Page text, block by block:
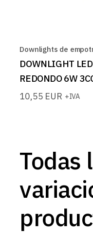
Downlights de
DOWNLIGHT
REDONDO 6W
10,55 EUR +IVA
Todas